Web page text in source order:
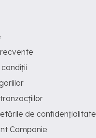
condiții
de confidențialitate
Campanie